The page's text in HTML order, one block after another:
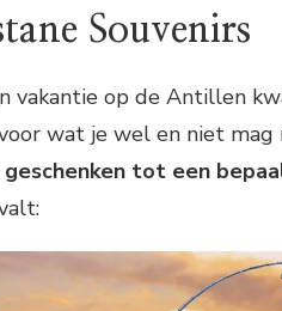
Souvenirs
vakantie op de Antillen
wat je wel en niet mag
tot een